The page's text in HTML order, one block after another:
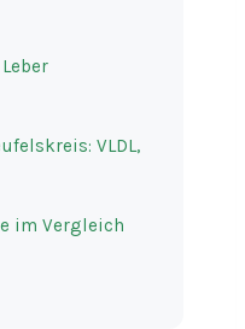
VLDL,
im Vergleich